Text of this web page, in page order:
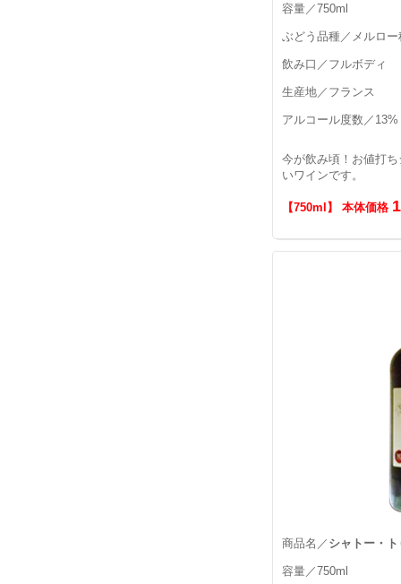
容量／750ml
ぶどう品種／メルロ
飲み口／フルボディ
生産地／フランス
アルコール度数／13%
今が飲み頃！お値打
いワインです。
【750ml】 本体価格
商品名／ シャトー・
容量／750ml